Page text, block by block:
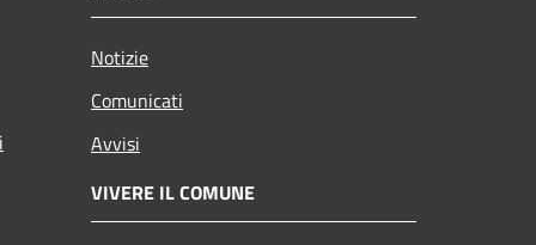
Notizie
Comunicati
Avvisi
VIVERE IL COMUNE